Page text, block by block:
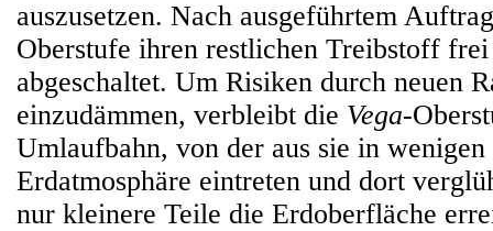
auszusetzen. Nach ausgeführtem
Oberstufe ihren restlichen Treibstoff
abgeschaltet. Um Risiken durch neuen
einzudämmen, verbleibt die Vega-
Umlaufbahn, von der aus sie in
Erdatmosphäre eintreten und dort
nur kleinere Teile die Erdoberfläche